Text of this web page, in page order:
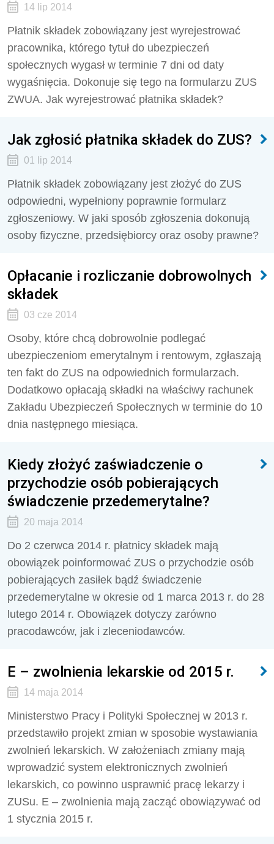
14 lip 2014
Płatnik składek zobowiązany jest wyrejestrować
pracownika, którego tytuł do ubezpieczeń
społecznych wygasł w terminie 7 dni od daty
wygaśnięcia. Dokonuje się tego na formularzu ZUS
ZWUA. Jak wyrejestrować płatnika składek?
Jak zgłosić płatnika składek do ZUS?
01 lip 2014
Płatnik składek zobowiązany jest złożyć do ZUS
odpowiedni, wypełniony poprawnie formularz
zgłoszeniowy. W jaki sposób zgłoszenia dokonują
osoby fizyczne, przedsiębiorcy oraz osoby prawne?
Opłacanie i rozliczanie dobrowolnych
składek
03 cze 2014
Osoby, które chcą dobrowolnie podlegać
ubezpieczeniom emerytalnym i rentowym, zgłaszają
ten fakt do ZUS na odpowiednich formularzach.
Dodatkowo opłacają składki na właściwy rachunek
Zakładu Ubezpieczeń Społecznych w terminie do 10
dnia następnego miesiąca.
Kiedy złożyć zaświadczenie o
przychodzie osób pobierających
świadczenie przedemerytalne?
20 maja 2014
Do 2 czerwca 2014 r. płatnicy składek mają
obowiązek poinformować ZUS o przychodzie osób
pobierających zasiłek bądź świadczenie
przedemerytalne w okresie od 1 marca 2013 r. do 28
lutego 2014 r. Obowiązek dotyczy zarówno
pracodawców, jak i zleceniodawców.
E – zwolnienia lekarskie od 2015 r.
14 maja 2014
Ministerstwo Pracy i Polityki Społecznej w 2013 r.
przedstawiło projekt zmian w sposobie wystawiania
zwolnień lekarskich. W założeniach zmiany mają
wprowadzić system elektronicznych zwolnień
lekarskich, co powinno usprawnić pracę lekarzy i
ZUSu. E – zwolnienia mają zacząć obowiązywać od
1 stycznia 2015 r.